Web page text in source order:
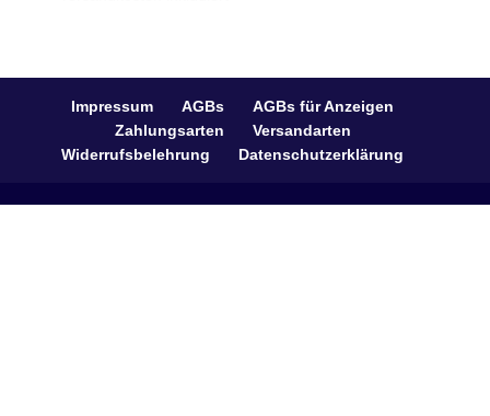
Impressum AGBs
AGBs für Anzeigen
Zahlungsarten
Versandarten
Widerrufsbelehrung
Datenschutzerklärung